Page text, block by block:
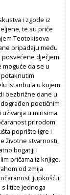
i zgode iz
te su priče
Teotokisova
pripadaju među
dječjem
moguće da se u
Istanbula u kojem
bezbrižne dane u
poetičnim
u mirisima
prirodom
poprište igre i
životne stvarnosti,
bogatiji i
pričama iz knjige.
od zmija
ljupkošću
litice jednoga